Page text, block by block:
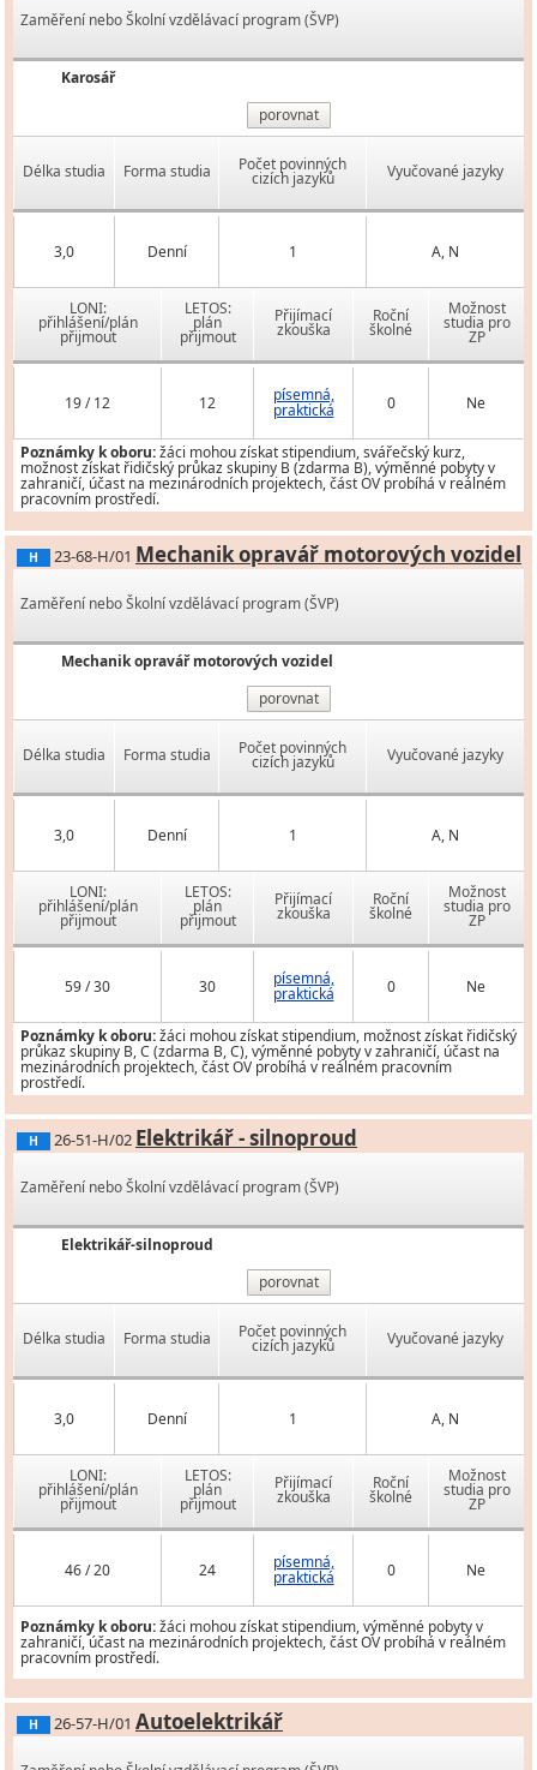
Zaměření nebo Školní vzdělávací program (ŠVP)
Karosář
porovnat
Délka studia Forma studia Počet povinných
cizích jazyků Vyučované jazyky
3,0 Denní 1 A, N
LONI:
přihlášení/plán
přijmout
LETOS:
plán
přijmout
Přijímací
zkouška
Roční
školné
Možnost
studia pro
ZP
19 / 12 12 písemná,
praktická 0 Ne
Poznámky k oboru:žáci mohou získat stipendium, svářečský kurz,
možnost získat řidičský průkaz skupiny B (zdarma B), výměnné pobyty v
zahraničí, účast na mezinárodních projektech, část OV probíhá v reálném
pracovním prostředí.
H 23-68-H/01 Mechanik opravář motorových vozidel
Zaměření nebo Školní vzdělávací program (ŠVP)
Mechanik opravář motorových vozidel
porovnat
Délka studia Forma studia Počet povinných
cizích jazyků Vyučované jazyky
3,0 Denní 1 A, N
LONI:
přihlášení/plán
přijmout
LETOS:
plán
přijmout
Přijímací
zkouška
Roční
školné
Možnost
studia pro
ZP
59 / 30 30 písemná,
praktická 0 Ne
Poznámky k oboru:žáci mohou získat stipendium, možnost získat řidičský
průkaz skupiny B, C (zdarma B, C), výměnné pobyty v zahraničí, účast na
mezinárodních projektech, část OV probíhá v reálném pracovním
prostředí.
H 26-51-H/02 Elektrikář - silnoproud
Zaměření nebo Školní vzdělávací program (ŠVP)
Elektrikář-silnoproud
porovnat
Délka studia Forma studia Počet povinných
cizích jazyků Vyučované jazyky
3,0 Denní 1 A, N
LONI:
přihlášení/plán
přijmout
LETOS:
plán
přijmout
Přijímací
zkouška
Roční
školné
Možnost
studia pro
ZP
46 / 20 24 písemná,
praktická 0 Ne
Poznámky k oboru:žáci mohou získat stipendium, výměnné pobyty v
zahraničí, účast na mezinárodních projektech, část OV probíhá v reálném
pracovním prostředí.
H 26-57-H/01 Autoelektrikář